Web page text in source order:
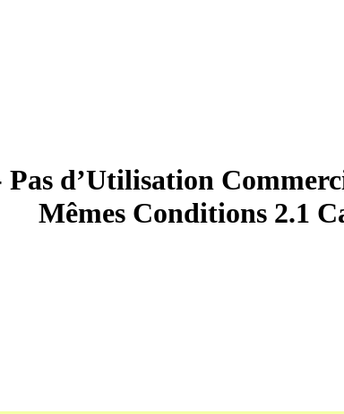
d’Utilisation
Mêmes Conditions 2.1